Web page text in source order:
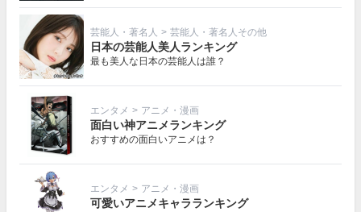
芸能人・著名人 > 芸能人・著名人その他
日本の芸能人美人ランキング
最も美人な日本の芸能人は誰？
エンタメ > アニメ・漫画
面白い神アニメランキング
おすすめの面白いアニメは？
エンタメ > アニメ・漫画
可愛いアニメキャラランキング